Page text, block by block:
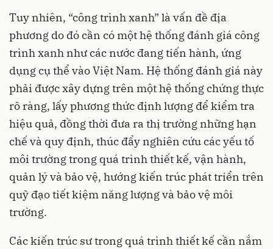
Tuy nhiên, “công trình xanh” là vấn đề địa
phương do đó cần có một hệ thống đánh giá công
trình xanh như các nước đang tiến hành, ứng
dụng cụ thể vào Việt Nam. Hệ thống đánh giá này
phải được xây dựng trên một hệ thống chứng thực
rõ ràng, lấy phương thức định lượng để kiểm tra
hiệu quả, đồng thời đưa ra thị trường những hạn
chế và quy định, thúc đẩy nghiên cứu các yếu tố
môi trường trong quá trình thiết kế, vận hành,
quản lý và bảo vệ, hướng kiến trúc phát triển trên
quỹ đạo tiết kiệm năng lượng và bảo vệ môi
trường.
Các kiến trúc sư trong quá trình thiết kế cần nắm